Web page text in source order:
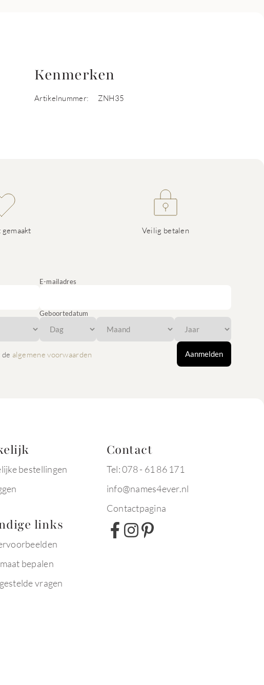
Kenmerken
Artikelnummer: ZNH35
gemaakt Veilig betalen
E-mailadres
Geboortedatum
de algemene voorwaarden Aanmelden
bestellingen
links
bepalen
vragen
Contact
Tel: 078 - 61 86 171
info@names4ever.nl
Contactpagina